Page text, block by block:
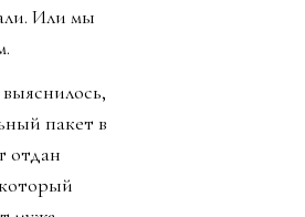
Или мы
пакет в
отдан